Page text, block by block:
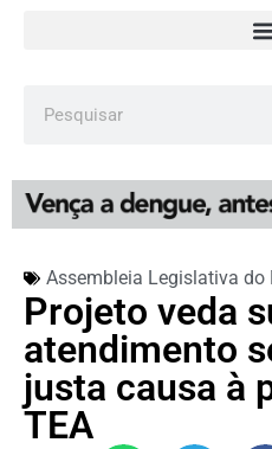
Assembleia Legislativa do
Projeto veda
atendimento
justa causa à
TEA